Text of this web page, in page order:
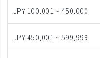
JPY 100,001 ~ 450,000
JPY 450,001 ~ 599,999